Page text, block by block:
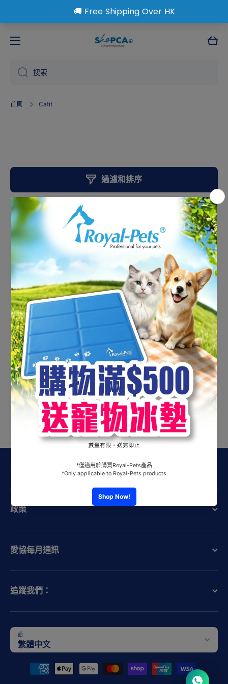
大
車
搜索
首頁 Catit
過濾和排序
未找到產品
使用更少的過濾器或 清除所有
政策
愛協每月通訊
追蹤我們：
語
繁體中文
支付方式